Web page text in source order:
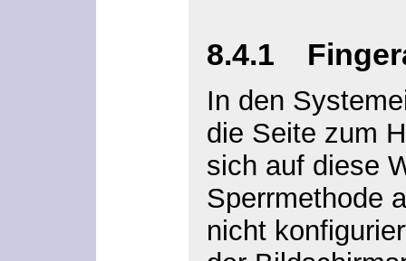
8.4.1
In den
die Seite zum
sich auf diese
Sperrmethode
nicht